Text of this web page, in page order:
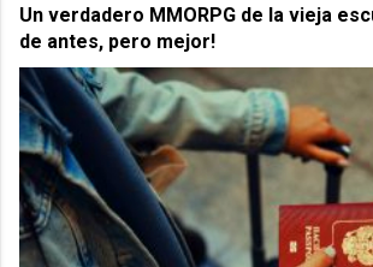
Un verdadero MMORPG de la vieja
de antes, pero mejor!